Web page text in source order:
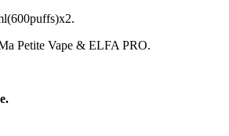
Petite Vape & ELFA PRO.